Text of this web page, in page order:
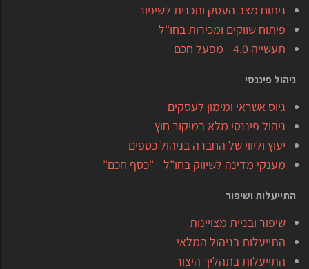
ניתוח מצב העסק ותכנית לשיפור
פיתוח שווקים ומכירות בחו"ל
תעשייה 4.0 - מפעל חכם
ניהול פיננסי
גיוס אשראי ומימון לעסקים
ניהול פיננסי מלא במיקור חוץ
יעוץ וליווי של החברה בניהול כספים
מענקי מדינה לשיווק בחו"ל - "כסף חכם"
התייעלות ושיפור
שיפור ובניית מצויינות
התייעלות בניהול המלאי
התייעלות בתהליך היצור